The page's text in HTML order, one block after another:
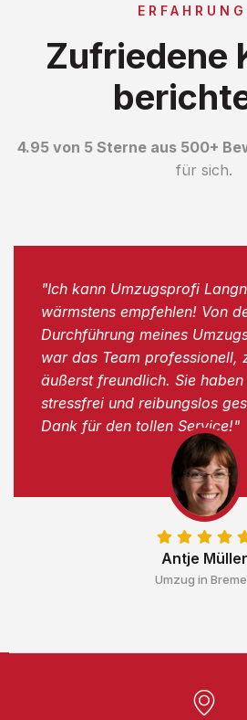
Zufriedene
4.95 von 5 Sterne aus 500+
für sich.
Antje Müller
Umzug in
"Ich kann Umzugsprofi
wärmstens empfehlen! Von
Durchführung meines
war das Team professionell,
äußerst freundlich. Sie
stressfrei und reibungslos
Dank für den tollen Service!"